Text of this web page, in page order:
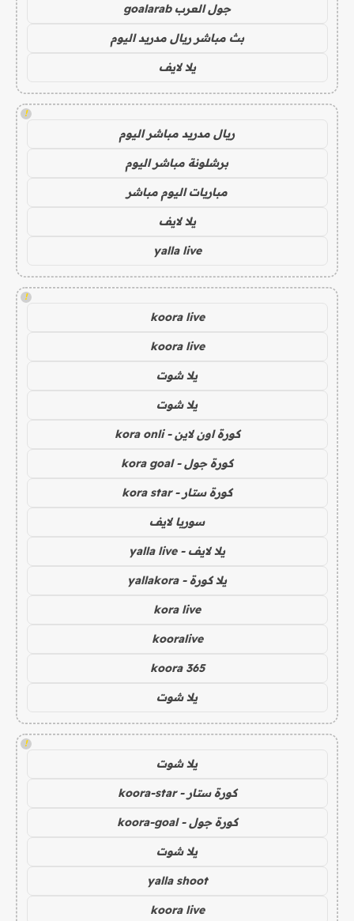
جول العرب goalarab
بث مباشر ريال مدريد اليوم
يلا لايف
!
ريال مدريد مباشر اليوم
برشلونة مباشر اليوم
مباريات اليوم مباشر
يلا لايف
yalla live
!
koora live
koora live
يلا شوت
يلا شوت
كورة اون لاين - kora onli
كورة جول - kora goal
كورة ستار - kora star
سوريا لايف
يلا لايف - yalla live
يلا كورة - yallakora
kora live
kooralive
koora 365
يلا شوت
!
يلا شوت
كورة ستار - koora-star
كورة جول - koora-goal
يلا شوت
yalla shoot
koora live